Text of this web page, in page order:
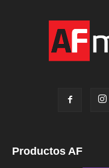
Productos AF